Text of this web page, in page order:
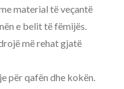
material të veçantë
e belit të fëmijës.
më rehat gjatë
për qafën dhe kokën.